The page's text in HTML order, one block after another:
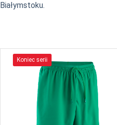
Białymstoku.
Koniec serii